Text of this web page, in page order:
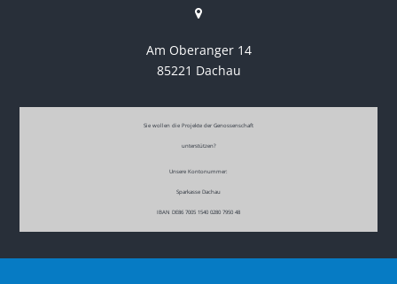
Am Oberanger 14
85221 Dachau
Sie wollen die Projekte der Genossenschaft
unterstützen?
Unsere Kontonummer:
Sparkasse Dachau
IBAN DE86 7005 1540 0280 7950 48